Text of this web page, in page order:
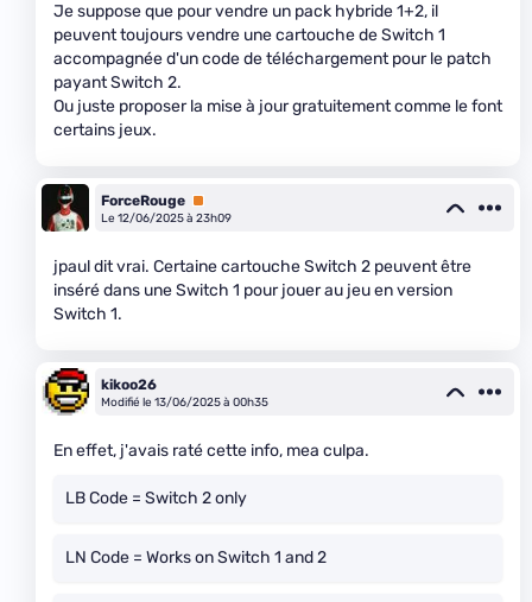
Je suppose que pour vendre un pack hybride 1+2, il
peuvent toujours vendre une cartouche de Switch 1
accompagnée d'un code de téléchargement pour le patch
payant Switch 2.
Ou juste proposer la mise à jour gratuitement comme le font
certains jeux.
ForceRouge Premium
Le 12/06/2025 à 23h09
jpaul dit vrai. Certaine cartouche Switch 2 peuvent être
inséré dans une Switch 1 pour jouer au jeu en version
Switch 1.
kikoo26
Modifié le 13/06/2025 à 00h35
En effet, j'avais raté cette info, mea culpa.
LB Code = Switch 2 only
LN Code = Works on Switch 1 and 2